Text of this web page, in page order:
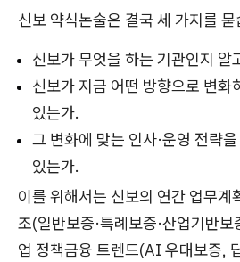
신보 약식논술은 결국 세 가지를 묻
신보가 무엇을 하는 기관인지 알
신보가 지금 어떤 방향으로 변화
있는가.
그 변화에 맞는 인사·운영 전략
있는가.
이를 위해서는 신보의 연간 업무계
조(일반보증·특례보증·산업기반
업 정책금융 트렌드(AI 우대보증,